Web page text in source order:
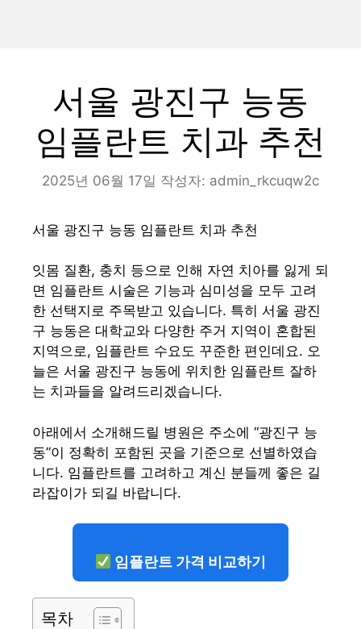
서울 광진구 능동
임플란트 치과 추천
2025년 06월 17일 작성자: admin_rkcuqw2c
서울 광진구 능동 임플란트 치과 추천
잇몸 질환, 충치 등으로 인해 자연 치아를 잃게 되
면 임플란트 시술은 기능과 심미성을 모두 고려
한 선택지로 주목받고 있습니다. 특히 서울 광진
구 능동은 대학교와 다양한 주거 지역이 혼합된
지역으로, 임플란트 수요도 꾸준한 편인데요. 오
늘은 서울 광진구 능동에 위치한 임플란트 잘하
는 치과들을 알려드리겠습니다.
아래에서 소개해드릴 병원은 주소에 “광진구 능
동”이 정확히 포함된 곳을 기준으로 선별하였습
니다. 임플란트를 고려하고 계신 분들께 좋은 길
라잡이가 되길 바랍니다.
임플란트 가격 비교하기
목차